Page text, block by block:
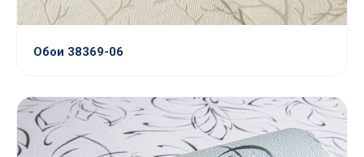
Обои 38369-06